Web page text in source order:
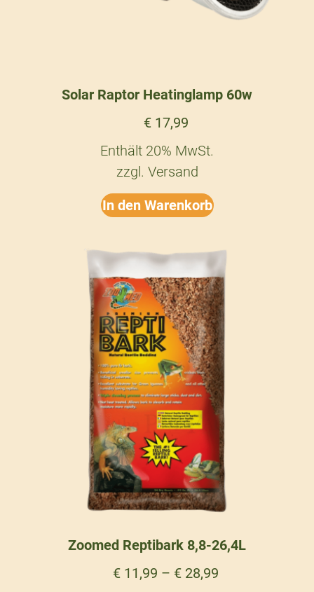
Solar Raptor Heatinglamp 60w
€17,99
Enthält 20% MwSt.
zzgl. Versand
In den Warenkorb
Zoomed Reptibark 8,8-26,4L
€ 11,99 – € 28,99